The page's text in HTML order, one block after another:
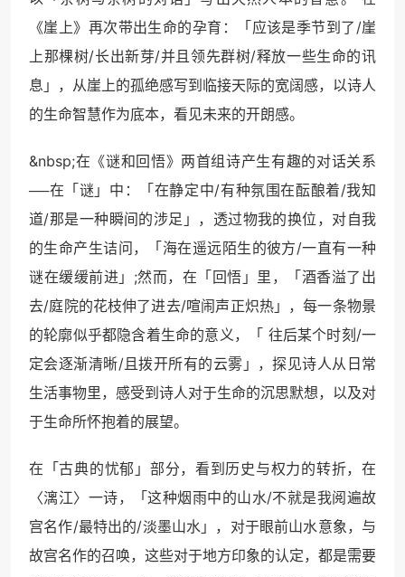
《崖上》再次带出生命的孕育：「应该是季节到了/崖
上那棵树/长出新芽/并且领先群树/释放一些生命的讯
息」，从崖上的孤绝感写到临接天际的宽阔感，以诗人
的生命智慧作为底本，看见未来的开朗感。
&nbsp;在《谜和回悟》两首组诗产生有趣的对话关系
──在「谜」中：「在静定中/有种氛围在酝酿着/我知
道/那是一种瞬间的涉足」，透过物我的换位，对自我
的生命产生诘问，「海在遥远陌生的彼方/一直有一种
谜在缓缓前进」;然而，在「回悟」里，「酒香溢了出
去/庭院的花枝伸了进去/喧闹声正炽热」，每一条物景
的轮廓似乎都隐含着生命的意义，「 往后某个时刻/一
定会逐渐清晰/且拨开所有的云雾」，探见诗人从日常
生活事物里，感受到诗人对于生命的沉思默想，以及对
于生命所怀抱着的展望。
在「古典的忧郁」部分，看到历史与权力的转折，在
〈漓江〉一诗，「这种烟雨中的山水/不就是我阅遍故
宫名作/最特出的/淡墨山水」，对于眼前山水意象，与
故宫名作的召唤，这些对于地方印象的认定，都是需要